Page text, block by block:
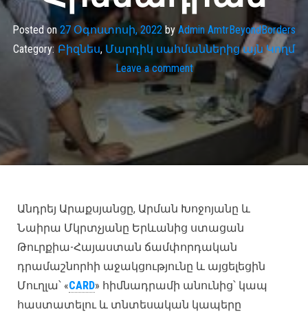
Posted on27 Օգոստոսի, 2022 by Admin AmtrBeyondBorders
Category: Բիզնես, Մարդիկ սահմաններից այն Կողմ
Leave a comment
Անդրեյ Արաքսյանցը, Արման Խոջոյանը և
Նաիրա Մկրտչյանը Երևանից ստացան
Թուրքիա-Հայաստան ճամփորդական
դրամաշնորհի աջակցությունը և այցելեցին
Մուղլա՝ «CARD» հիմնադրամի անունից՝ կապ
հաստատելու և տնտեսական կապերը